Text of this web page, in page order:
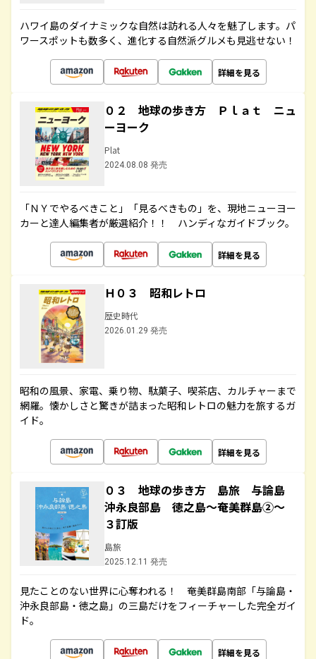
ハワイ島のダイナミックな自然は訪れる人々を魅了します。パ
ワースポットも数多く、進化する自然派グルメも見逃せない！
詳細を見る
０２ 地球の歩き方 Ｐｌａｔ ニュ
ーヨーク
Plat
2024.08.08 発売
「ＮＹでやるべきこと」「見るべきもの」を、現地ニューヨー
カーと達人編集者が厳選紹介！！ ハンディなガイドブック。
詳細を見る
Ｈ０３ 昭和レトロ
歴史時代
2026.01.29 発売
昭和の風景、家電、乗り物、駄菓子、喫茶店、カルチャーまで
網羅。懐かしさと驚きが詰まった昭和レトロの魅力を旅するガ
イド。
詳細を見る
０３ 地球の歩き方 島旅 与論島
沖永良部島 徳之島～奄美群島②～
３訂版
島旅
2025.12.11 発売
見たことのない世界に心奪われる！ 奄美群島南部「与論島・
沖永良部島・徳之島」の三島だけをフィーチャーした完全ガイ
ド。
詳細を見る